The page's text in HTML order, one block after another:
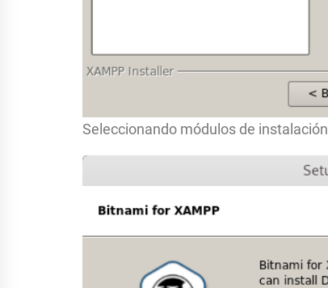
Seleccionando módulos de instalación